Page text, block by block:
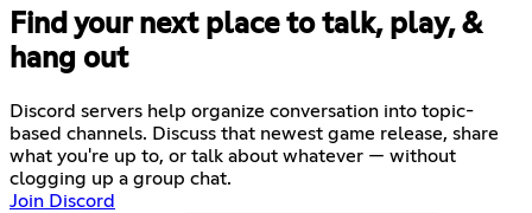
Find your next place to talk, play, &
hang out
Discord servers help organize conversation into topic-
based channels. Discuss that newest game release, share
what you're up to, or talk about whatever — without
clogging up a group chat.
Join Discord